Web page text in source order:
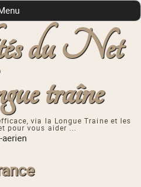
du Net
traîne
via la Longue Traine et les
pour vous aider ...
aerien